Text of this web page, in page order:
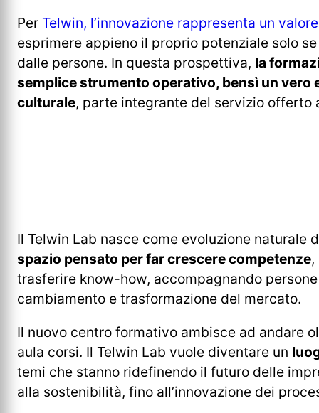
Per Telwin, l’innovazione rappresenta un
esprimere appieno il proprio potenziale solo
dalle persone. In questa prospettiva, la
semplice strumento operativo, bensì un vero
culturale, parte integrante del servizio offerto
Il Telwin Lab nasce come evoluzione naturale
spazio pensato per far crescere competenze
trasferire know-how, accompagnando
cambiamento e trasformazione del mercato.
Il nuovo centro formativo ambisce ad andare
aula corsi. Il Telwin Lab vuole diventare un
temi che stanno ridefinendo il futuro delle
alla sostenibilità, fino all’innovazione dei